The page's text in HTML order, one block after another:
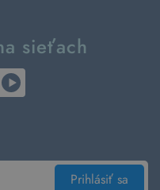
sieťach
Prihlásiť sa